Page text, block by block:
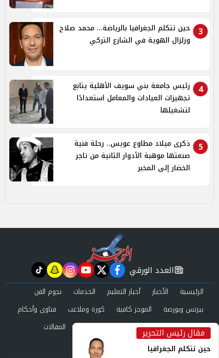
3
حين تتكلم الجغرافيا بالرياضة... محمد صلاح
وزلزال الهوية في الشارع التركي
4
رئيس جامعة بني سويف الأهلية يتابع
تجهيزات العيادات والمعامل استعدادًا
لتشغيلها
5
ذكرى ميلاد مطاوع عويس.. رحلة فنية
صنعتها موهبة الأدوار الثانية من تاجر
الخضار إلى المخبر
مقال رئيس التحرير
حين تتكلم الجغرافيا
newspaper
العدد الورقي facebook
twitter
youtube
instagram
snapchat
tiktok
الرئيسية الأخبار أخبار التعليم الخدمات
نجوم الفن
بيزنس وبورصة
الموجز كافية كورة وملاعب
فتاوى وأحكام
صحة وجمال
عرب وعالم حوادث ومحاكم
المقالات
العدد الورقي